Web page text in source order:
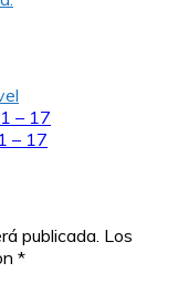
– 17
– 17
publicada. Los
*